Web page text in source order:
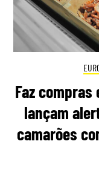
Faz compras
lançam
camarões